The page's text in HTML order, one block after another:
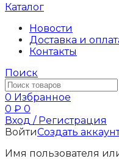
Каталог
Новости
Доставка и
Контакты
Поиск
0 Избранное
0 ₽ 0
Вход / Регистрация
ВойтиСоздать
Имя пользователя